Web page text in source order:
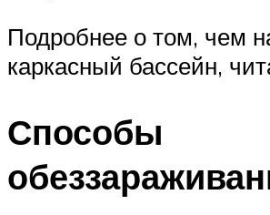
Подробнее о том, чем
каркасный бассейн,
Способы